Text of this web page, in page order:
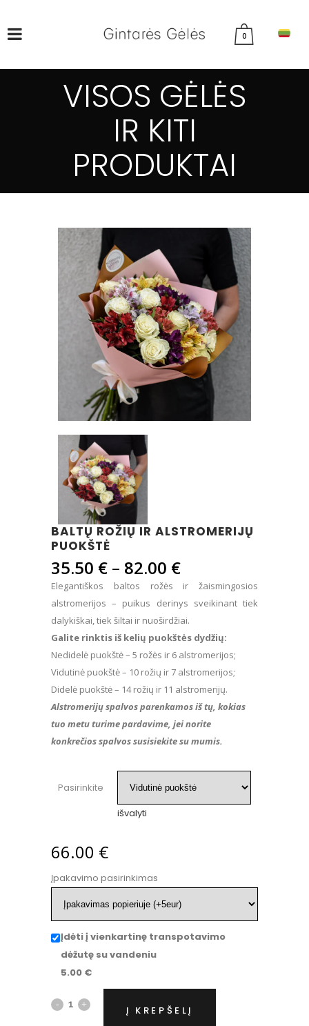
0
VISOS GĖLĖS
IR KITI
PRODUKTAI
BALTŲ ROŽIŲ IR ALSTROMERIJŲ
PUOKŠTĖ
35.50 € – 82.00 €Price
range:
35.50 €
through
82.00 €
Elegantiškos baltos rožės ir žaismingosios
alstromerijos – puikus derinys sveikinant tiek
dalykiškai, tiek šiltai ir nuoširdžiai.
Galite rinktis iš kelių puokštės dydžių:
Nedidelė puokštė – 5 rožės ir 6 alstromerijos;
Vidutinė puokštė – 10 rožių ir 7 alstromerijos;
Didelė puokštė – 14 rožių ir 11 alstromerijų.
Alstromerijų spalvos parenkamos iš tų, kokias
tuo metu turime pardavime, jei norite
konkrečios spalvos susisiekite su mumis.
Pasirinkite
išvalyti
66.00 €
Įpakavimo pasirinkimas
Įdėti į vienkartinę transpotavimo
dėžutę su vandeniu
5.00 €
Baltų
Į KREPŠELĮ